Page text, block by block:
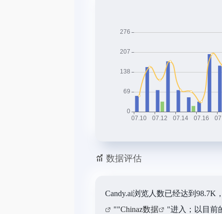
数据评估
Candy.ai浏览人数已经达到
""Chinaz数据
"进入；以目前